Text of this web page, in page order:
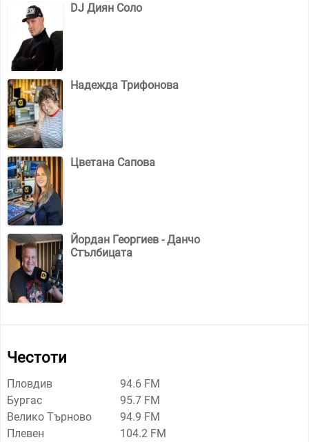
DJ Диян Соло
Надежда Трифонова
Цветана Сапова
Йордан Георгиев - Данчо
Стълбицата
Честоти
Пловдив
94.6 FM
Бургас
95.7 FM
Велико Търново
94.9 FM
Плевен
104.2 FM